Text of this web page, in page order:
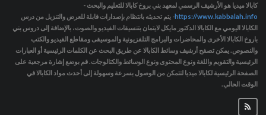
كابالا ميديا هو الأرشيف الرسمي لمعهد بني بروخ كابالا للتعليم والبحث -
https://www.kabbalah.info- يتم تحديثه بانتظام بإصدارات قابلة للعرض والتنزيل من درس
الكابالا اليومي مع الكابالا الدكتور مايكل لايتمان بتنسيقات الفيديو والصوت، بالإضافة إلى دروس بني
باروخ الكابالا الأخرى والمحاضرات والبرامج التلفزيونية والموسيقى ومقاطع الفيديو والكتب
والنصوص. يمكن تصفح أرشيف وسائط الكابالا عن طريق البحث عن الكلمات الرئيسية أو العبارات
الرئيسية والتقويم واللغة ونوع المحتوى ونوع الوسائط والكتالوجات. قم بوضع إشارة مرجعية على
الصفحة الرئيسية لكابالا ميديا لتتمكن من الوصول بسرعة وسهولة إلى أحدث مواد الكابالا في
الوقت الحالي.